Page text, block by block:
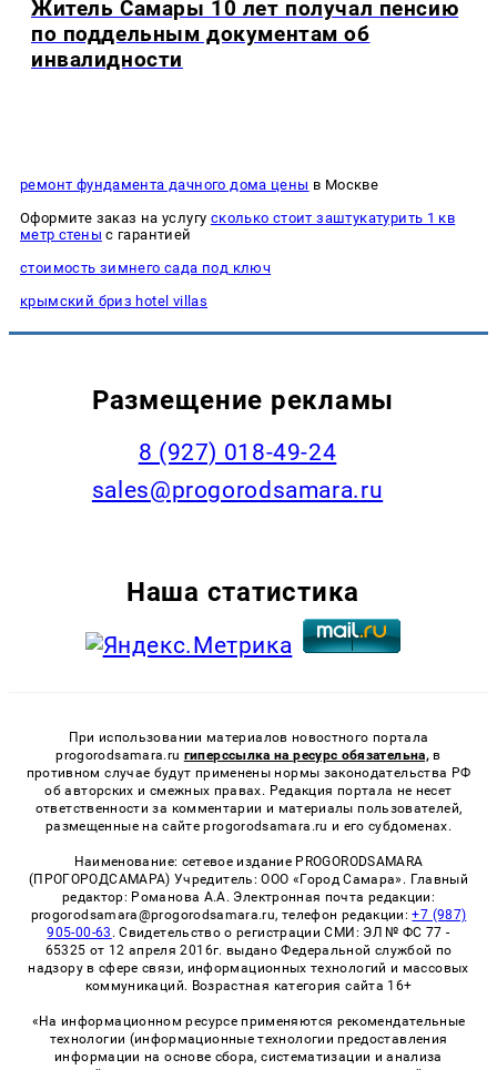
Житель Самары 10 лет получал пенсию
по поддельным документам об
инвалидности
ремонт фундамента дачного дома цены в Москве
Оформите заказ на услугу сколько стоит заштукатурить 1 кв
метр стены с гарантией
стоимость зимнего сада под ключ
крымский бриз hotel villas
Размещение рекламы
8 (927) 018-49-24
sales@progorodsamara.ru
Наша статистика
При использовании материалов новостного портала
progorodsamara.ru гиперссылка на ресурс обязательна, в
противном случае будут применены нормы законодательства РФ
об авторских и смежных правах. Редакция портала не несет
ответственности за комментарии и материалы пользователей,
размещенные на сайте progorodsamara.ru и его субдоменах.
Наименование: сетевое издание PROGORODSAMARA
(ПРОГОРОДСАМАРА) Учредитель: ООО «Город Самара». Главный
редактор: Романова А.А. Электронная почта редакции:
progorodsamara@progorodsamara.ru, телефон редакции:+7 (987)
905-00-63 . Свидетельство о регистрации СМИ: ЭЛ № ФС 77 -
65325 от 12 апреля 2016г. выдано Федеральной службой по
надзору в сфере связи, информационных технологий и массовых
коммуникаций. Возрастная категория сайта 16+
«На информационном ресурсе применяются рекомендательные
технологии (информационные технологии предоставления
информации на основе сбора, систематизации и анализа